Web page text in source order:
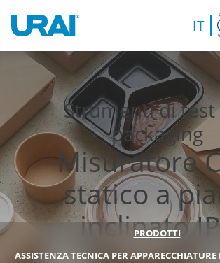
IT
Strumenti di
packaging
Misuratore
statico a
inclinato
PRODOTTI
ASSISTENZA TECNICA PER